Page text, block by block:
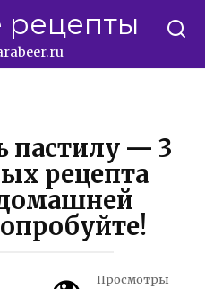
рецепты
пастилу — 3
рецепта
Просмотры